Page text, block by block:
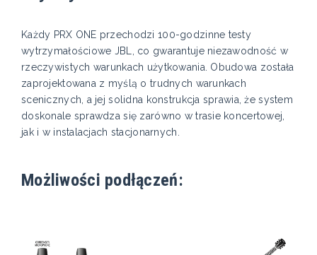
Każdy PRX ONE przechodzi 100-godzinne testy
wytrzymałościowe JBL, co gwarantuje niezawodność w
rzeczywistych warunkach użytkowania. Obudowa została
zaprojektowana z myślą o trudnych warunkach
scenicznych, a jej solidna konstrukcja sprawia, że system
doskonale sprawdza się zarówno w trasie koncertowej,
jak i w instalacjach stacjonarnych.
Możliwości podłączeń: